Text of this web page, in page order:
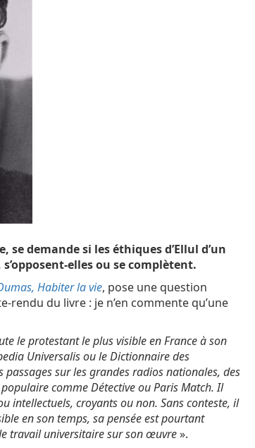
demande si les éthiques d’Ellul d’un
elles ou se complètent.
Habiter la vie, pose une question
rendu du livre : je n’en commente qu’une
le protestant le plus visible en France à son
Universalis ou leDictionnaire des
sur les grandes radios nationales, des
comme Détective ou Paris Match. Il
intellectuels, croyants ou non. Sans conteste, il
en son temps, sa pensée est pourtant
travail universitaire sur son œuvre».